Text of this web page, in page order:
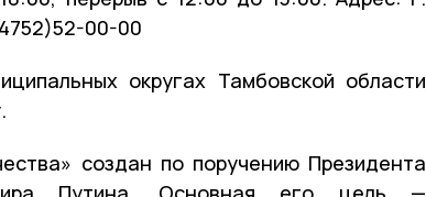
00-00
округах Тамбовской области
создан по поручению Президента